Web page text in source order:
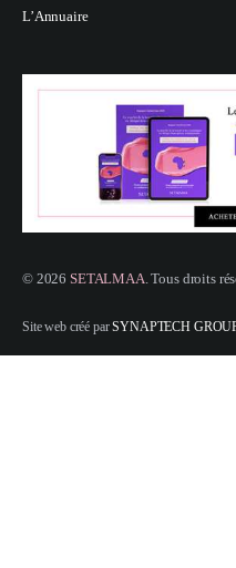
L’Annuaire
© 2026 SETALMAA. Tous droits
Site web créé parSYNAPTECH